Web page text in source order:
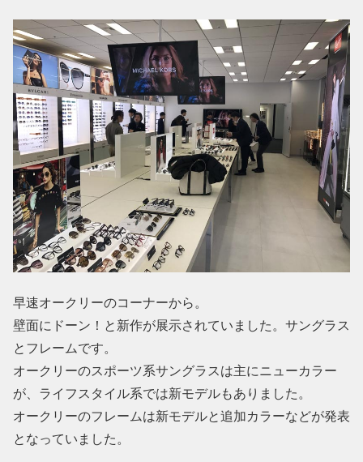
早速オークリーのコーナーから。
壁面にドーン！と新作が展示されていました。サングラス
とフレームです。
オークリーのスポーツ系サングラスは主にニューカラー
が、ライフスタイル系では新モデルもありました。
オークリーのフレームは新モデルと追加カラーなどが発表
となっていました。